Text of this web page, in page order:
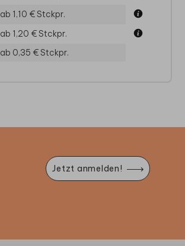
ab 1,10 €Stckpr.
ab 1,20 €Stckpr.
ab 0,35 €Stckpr.
Jetzt anmelden!